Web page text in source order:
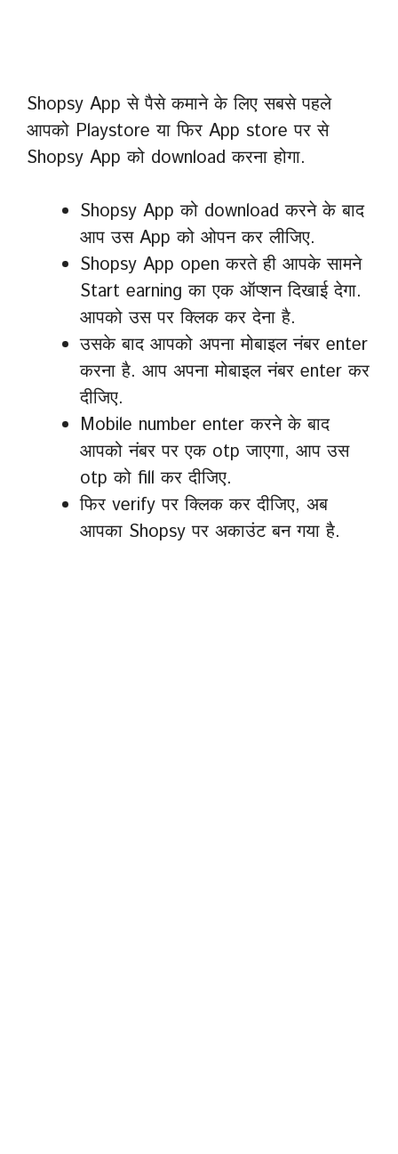
Shopsy App से पैसे कमाने के लिए सबसे पहले
आपको Playstore या फिर App store पर से
Shopsy App को download करना होगा.
Shopsy App को download करने के बाद
आप उस App को ओपन कर लीजिए.
Shopsy App open करते ही आपके सामने
Start earning का एक ऑप्शन दिखाई देगा.
आपको उस पर क्लिक कर देना है.
उसके बाद आपको अपना मोबाइल नंबर enter
करना है. आप अपना मोबाइल नंबर enter कर
दीजिए.
Mobile number enter करने के बाद
आपको नंबर पर एक otp जाएगा, आप उस
otp को fill कर दीजिए.
फिर verify पर क्लिक कर दीजिए, अब
आपका Shopsy पर अकाउंट बन गया है.